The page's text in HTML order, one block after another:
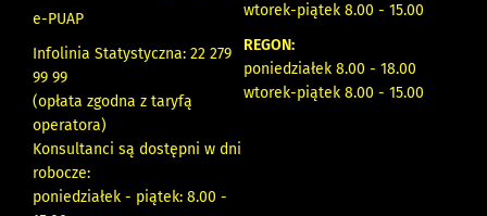
e-PUAP
Infolinia Statystyczna: 22 279
99 99
(opłata zgodna z taryfą
operatora)
Konsultanci są dostępni w dni
robocze:
poniedziałek - piątek: 8.00 -
wtorek-piątek 8.00 - 15.00
REGON:
poniedziałek 8.00 - 18.00
wtorek-piątek 8.00 - 15.00